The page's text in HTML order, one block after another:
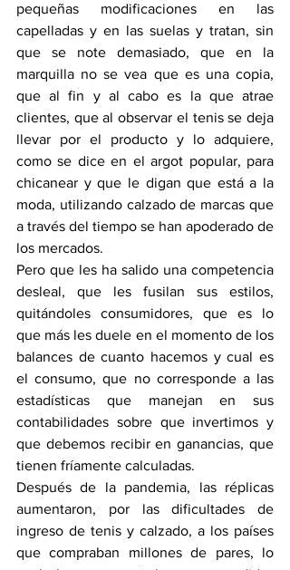
pequeñas modificaciones en las
capelladas y en las suelas y tratan, sin
que se note demasiado, que en la
marquilla no se vea que es una copia,
que al fin y al cabo es la que atrae
clientes, que al observar el tenis se deja
llevar por el producto y lo adquiere,
como se dice en el argot popular, para
chicanear y que le digan que está a la
moda, utilizando calzado de marcas que
a través del tiempo se han apoderado de
los mercados.
Pero que les ha salido una competencia
desleal, que les fusilan sus estilos,
quitándoles consumidores, que es lo
que más les duele en el momento de los
balances de cuanto hacemos y cual es
el consumo, que no corresponde a las
estadísticas que manejan en sus
contabilidades sobre que invertimos y
que debemos recibir en ganancias, que
tienen fríamente calculadas.
Después de la pandemia, las réplicas
aumentaron, por las dificultades de
ingreso de tenis y calzado, a los países
que compraban millones de pares, lo